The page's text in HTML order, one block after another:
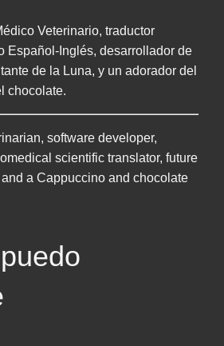
Veterinario, traductor
Español-Inglés, desarrollador de
de la Luna, y un adorador del
chocolate.
software developer,
scientific translator, future
a Cappuccino and chocolate